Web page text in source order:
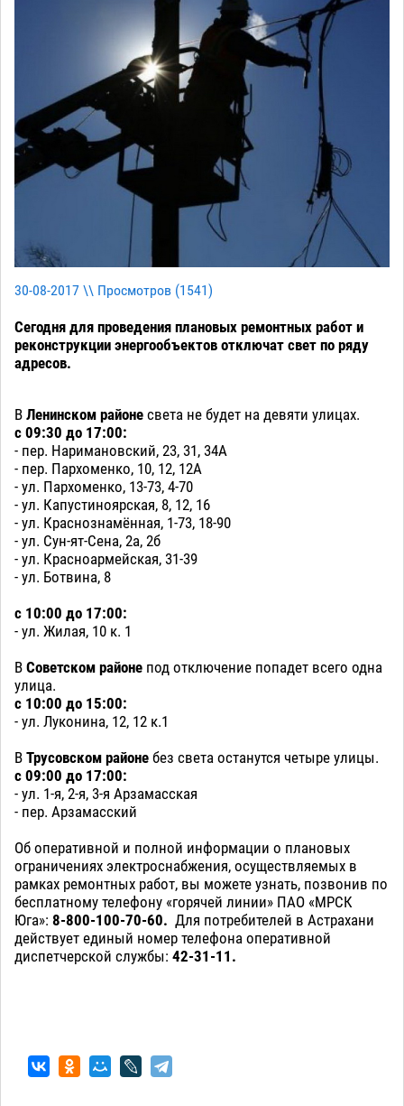
30-08-2017 \\ Просмотров (1541)
Сегодня для проведения плановых ремонтных работ и
реконструкции энергообъектов отключат свет по ряду
адресов.
В Ленинском районе света не будет на девяти улицах.
с 09:30 до 17:00:
- пер. Наримановский, 23, 31, 34А
- пер. Пархоменко, 10, 12, 12А
- ул. Пархоменко, 13-73, 4-70
- ул. Капустиноярская, 8, 12, 16
- ул. Краснознамённая, 1-73, 18-90
- ул. Сун-ят-Сена, 2а, 2б
- ул. Красноармейская, 31-39
- ул. Ботвина, 8
с 10:00 до 17:00:
- ул. Жилая, 10 к. 1
В Советском районе под отключение попадет всего одна
улица.
с 10:00 до 15:00:
- ул. Луконина, 12, 12 к.1
В Трусовском районе без света останутся четыре улицы.
с 09:00 до 17:00:
- ул. 1-я, 2-я, 3-я Арзамасская
- пер. Арзамасский
Об оперативной и полной информации о плановых
ограничениях электроснабжения, осуществляемых в
рамках ремонтных работ, вы можете узнать, позвонив по
бесплатному телефону «горячей линии» ПАО «МРСК
Юга»: 8-800-100-70-60. Для потребителей в Астрахани
действует единый номер телефона оперативной
диспетчерской службы: 42-31-11.